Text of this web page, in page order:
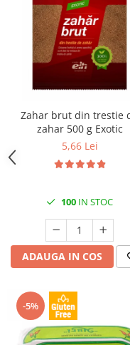
Zahar brut din trestie
zahar 500 g Exotic
5,66 Lei
100 IN STOC
ADAUGA IN COS
-5%